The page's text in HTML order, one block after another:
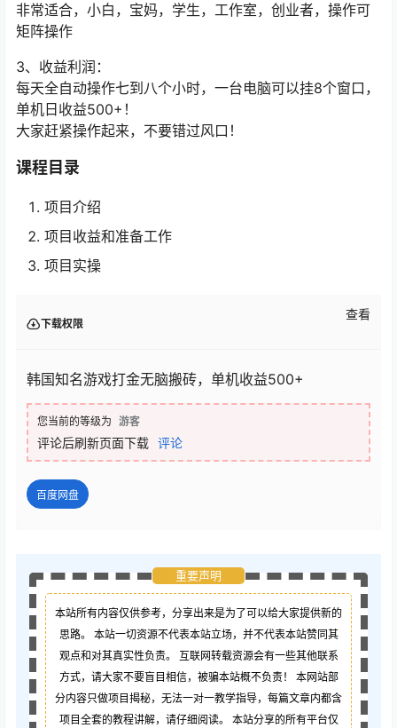
非常适合，小白，宝妈，学生，工作室，创业者，操作可
矩阵操作
3、收益利润：
每天全自动操作七到八个小时，一台电脑可以挂8个窗口，
单机日收益500+！
大家赶紧操作起来，不要错过风口！
课程目录
项目介绍
项目收益和准备工作
项目实操
下载权限
查看
韩国知名游戏打金无脑搬砖，单机收益500+
您当前的等级为 游客
评论后刷新页面下载 评论
百度网盘
重要声明
本站所有内容仅供参考，分享出来是为了可以给大家提供新的
思路。 本站一切资源不代表本站立场，并不代表本站赞同其
观点和对其真实性负责。 互联网转载资源会有一些其他联系
方式，请大家不要盲目相信，被骗本站概不负责！ 本网站部
分内容只做项目揭秘，无法一对一教学指导，每篇文章内都含
项目全套的教程讲解，请仔细阅读。 本站分享的所有平台仅